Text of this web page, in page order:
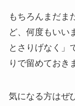
もちろんまだま
ど、何度もいい
とさりげなく」
りで留めておき
気になる方はぜ